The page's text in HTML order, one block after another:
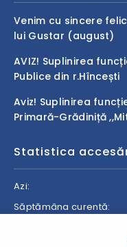
Venim cu sincere
lui Gustar (august)
AVIZ! Suplinirea
Publice din r.Hîncești
Aviz! Suplinirea
Primară-Grădiniță
Statistica
Azi:
Săptămâna curentă: